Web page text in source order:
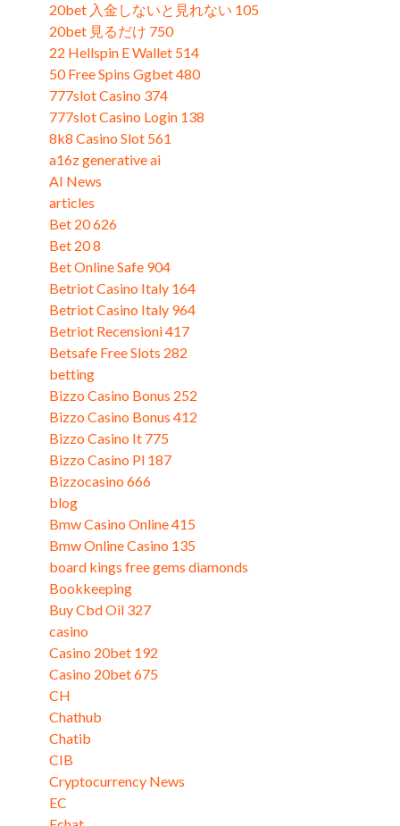
20bet 入金しないと見れない 105
20bet 見るだけ 750
22 Hellspin E Wallet 514
50 Free Spins Ggbet 480
777slot Casino 374
777slot Casino Login 138
8k8 Casino Slot 561
a16z generative ai
AI News
articles
Bet 20 626
Bet 20 8
Bet Online Safe 904
Betriot Casino Italy 164
Betriot Casino Italy 964
Betriot Recensioni 417
Betsafe Free Slots 282
betting
Bizzo Casino Bonus 252
Bizzo Casino Bonus 412
Bizzo Casino It 775
Bizzo Casino Pl 187
Bizzocasino 666
blog
Bmw Casino Online 415
Bmw Online Casino 135
board kings free gems diamonds
Bookkeeping
Buy Cbd Oil 327
casino
Casino 20bet 192
Casino 20bet 675
CH
Chathub
Chatib
CIB
Cryptocurrency News
EC